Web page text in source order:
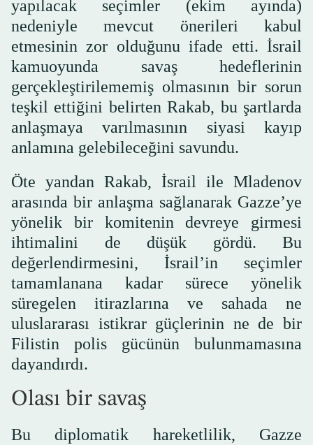
yapılacak seçimler (ekim ayında)
nedeniyle mevcut önerileri kabul
etmesinin zor olduğunu ifade etti. İsrail
kamuoyunda savaş hedeflerinin
gerçekleştirilememiş olmasının bir sorun
teşkil ettiğini belirten Rakab, bu şartlarda
anlaşmaya varılmasının siyasi kayıp
anlamına gelebileceğini savundu.
Öte yandan Rakab, İsrail ile Mladenov
arasında bir anlaşma sağlanarak Gazze’ye
yönelik bir komitenin devreye girmesi
ihtimalini de düşük gördü. Bu
değerlendirmesini, İsrail’in seçimler
tamamlanana kadar sürece yönelik
süregelen itirazlarına ve sahada ne
uluslararası istikrar güçlerinin ne de bir
Filistin polis gücünün bulunmamasına
dayandırdı.
Olası bir savaş
Bu diplomatik hareketlilik, Gazze